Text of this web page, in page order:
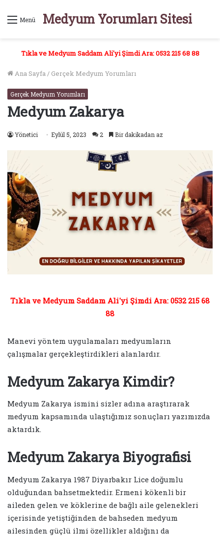
Menü Medyum Yorumları Sitesi
Tıkla ve Medyum Saddam Ali'yi Şimdi Ara: 0532 215 68 88
Ana Sayfa/ Gerçek Medyum Yorumları
Gerçek Medyum Yorumları
Medyum Zakarya
Yönetici Eylül 5, 2023 2 Bir dakikadan az
Tıkla ve Medyum Saddam Ali'yi Şimdi Ara: 0532 215 68
88
Manevi yöntem uygulamaları medyumların
çalışmalar gerçekleştirdikleri alanlardır.
Medyum Zakarya Kimdir?
Medyum Zakarya ismini sizler adına araştırarak
medyum kapsamında ulaştığımız sonuçları yazımızda
aktardık.
Medyum Zakarya Biyografisi
Medyum Zakarya 1987 Diyarbakır Lice doğumlu
olduğundan bahsetmektedir. Ermeni kökenli bir
aileden gelen ve köklerine de bağlı aile gelenekleri
içerisinde yetiştiğinden de bahseden medyum
ailesinden güçlü ilmi özellikler aldığını da